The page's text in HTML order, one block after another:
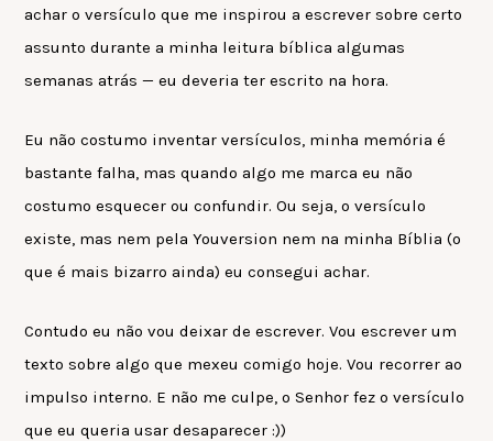
achar o versículo que me inspirou a escrever sobre certo
assunto durante a minha leitura bíblica algumas
semanas atrás — eu deveria ter escrito na hora.
Eu não costumo inventar versículos, minha memória é
bastante falha, mas quando algo me marca eu não
costumo esquecer ou confundir. Ou seja, o versículo
existe, mas nem pela Youversion nem na minha Bíblia (o
que é mais bizarro ainda) eu consegui achar.
Contudo eu não vou deixar de escrever. Vou escrever um
texto sobre algo que mexeu comigo hoje. Vou recorrer ao
impulso interno. E não me culpe, o Senhor fez o versículo
que eu queria usar desaparecer :))